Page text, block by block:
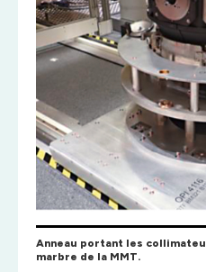
Anneau portant les
marbre de la MMT.